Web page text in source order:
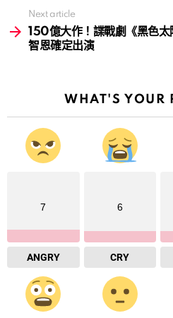
Next article
150億大作！諜戰劇《黑色
智恩確定出演
WHAT'S YOUR
7
ANGRY
6
CRY